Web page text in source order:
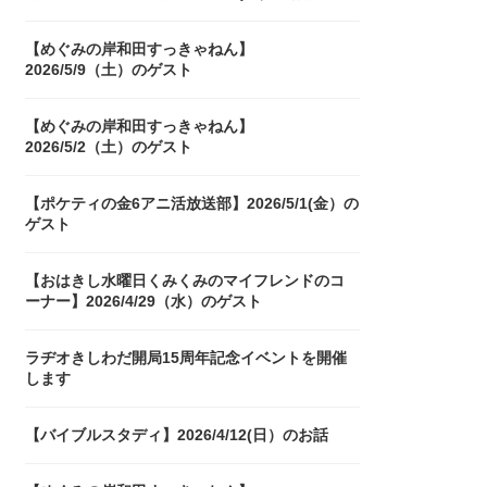
【めぐみの岸和田すっきゃねん】
2026/5/9（土）のゲスト
【めぐみの岸和田すっきゃねん】
2026/5/2（土）のゲスト
【ポケティの金6アニ活放送部】2026/5/1(金）の
ゲスト
【おはきし水曜日くみくみのマイフレンドのコ
ーナー】2026/4/29（水）のゲスト
ラヂオきしわだ開局15周年記念イベントを開催
します
【バイブルスタディ】2026/4/12(日）のお話